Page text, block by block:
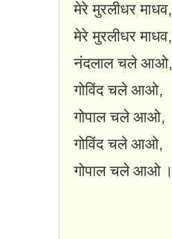
मेरे मुरलीधर माधव,
मेरे मुरलीधर माधव,
नंदलाल चले आओ,
गोविंद चले आओ,
गोपाल चले आओ,
गोविंद चले आओ,
गोपाल चले आओ